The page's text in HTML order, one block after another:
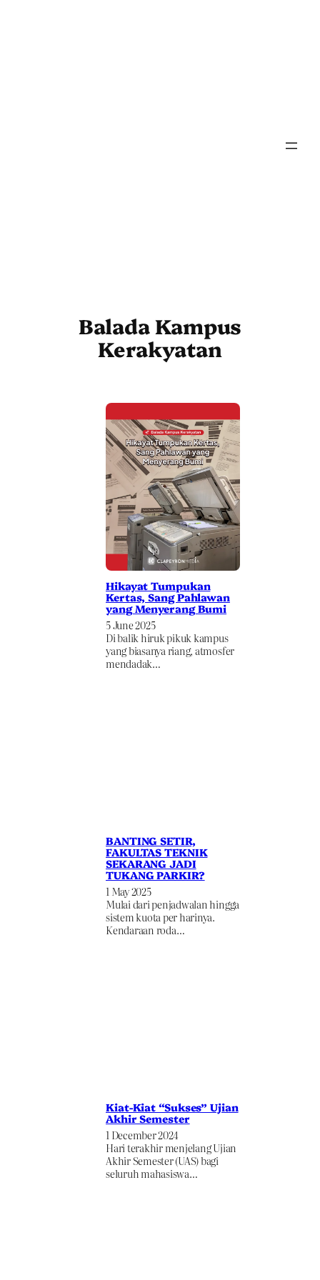
Balada Kampus
Kerakyatan
Hikayat Tumpukan
Kertas, Sang Pahlawan
yang Menyerang Bumi
5 June 2025
Di balik hiruk pikuk kampus
yang biasanya riang, atmosfer
mendadak…
BANTING SETIR,
FAKULTAS TEKNIK
SEKARANG JADI
TUKANG PARKIR?
1 May 2025
Mulai dari penjadwalan hingga
sistem kuota per harinya.
Kendaraan roda…
Kiat-Kiat “Sukses” Ujian
Akhir Semester
1 December 2024
Hari terakhir menjelang Ujian
Akhir Semester (UAS) bagi
seluruh mahasiswa…